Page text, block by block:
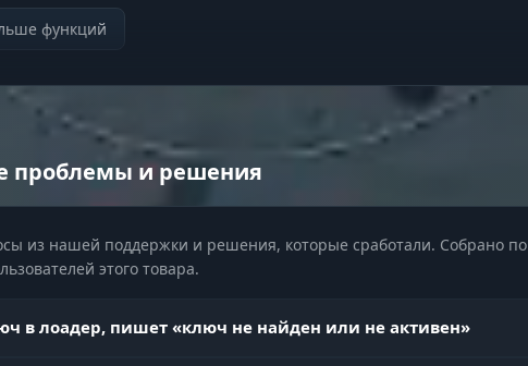
врагах за стенами.
обзор)
Боксы разных типов, имя героя, дистанция и линии до
врагов — минимум лишнего, максимум полезной
цвета
Цвет визуалов меняется, когда враг выходит из
функций
проблемы и решения
из нашей поддержки и решения, которые сработали. Собрано по
этого товара.
в лоадер, пишет «ключ не найден или не активен»